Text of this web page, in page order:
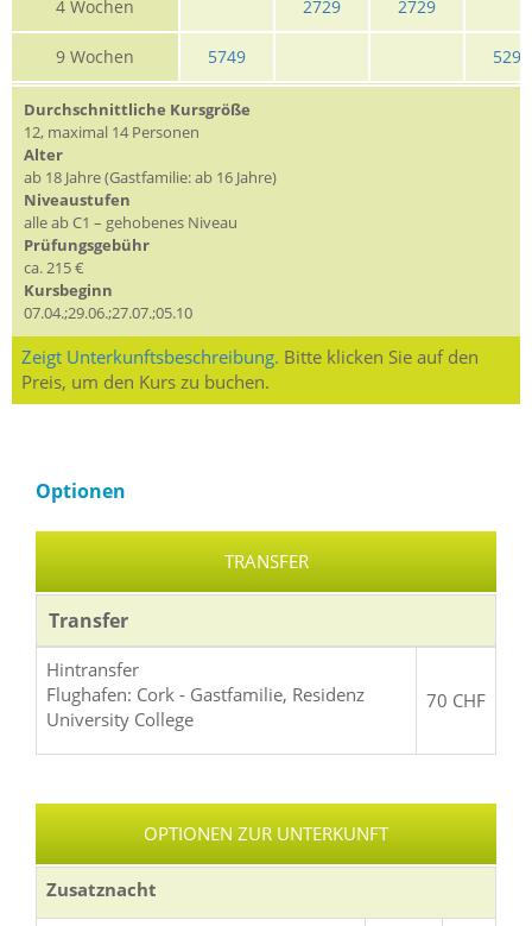
4 Wochen 2729 2729
9 Wochen 5749 5299
Durchschnittliche Kursgröße
12, maximal 14 Personen
Alter
ab 18 Jahre (Gastfamilie: ab 16 Jahre)
Niveaustufen
alle ab C1 – gehobenes Niveau
Prüfungsgebühr
ca. 215 €
Kursbeginn
07.04.;29.06.;27.07.;05.10
Zeigt Unterkunftsbeschreibung. Bitte klicken Sie auf den
Preis, um den Kurs zu buchen.
Optionen
TRANSFER
Transfer
Hintransfer
Flughafen: Cork - Gastfamilie, Residenz
University College
70 CHF
OPTIONEN ZUR UNTERKUNFT
Zusatznacht